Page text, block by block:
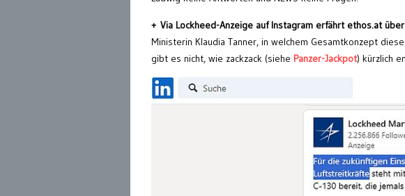
+ Via Lockheed-Anzeige auf Instagram erfährt ethos.at
Ministerin Klaudia Tanner, in welchem Gesamtkonzept
gibt es nicht, wie zackzack (siehe Panzer-Jackpot) kürzlich